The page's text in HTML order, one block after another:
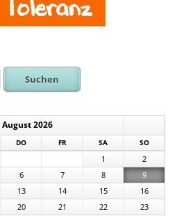
Suchen
August 2026
DONNERSTAG
FREITAG SA SONNTAG
1
2
6 7 8
9
13 14 15
16
20 21 22
23